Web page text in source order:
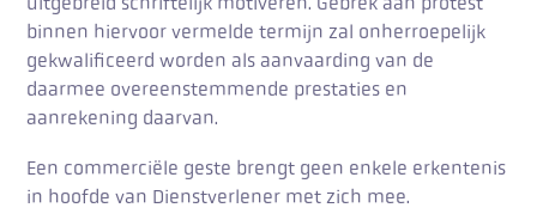
binnen hiervoor vermelde termijn zal onherroepelijk
gekwalificeerd worden als aanvaarding van de
daarmee overeenstemmende prestaties en
aanrekening daarvan.
Een commerciële geste brengt geen enkele erkentenis
in hoofde van Dienstverlener met zich mee.